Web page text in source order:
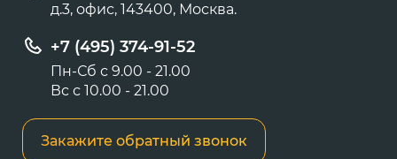
д.3, офис, 143400, Москва.
+7 (495) 374-91-52
Пн-Сб с 9.00 - 21.00
Вс с 10.00 - 21.00
Закажите обратный звонок